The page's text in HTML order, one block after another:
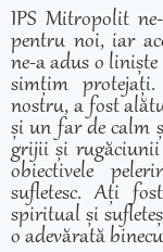
IPS Mitropolit
pentru noi, iar
ne-a adus o
simțim
nostru, a fost
și un far de calm
grijii și
obiectivele
sufletesc. Ați
spiritual și
o adevărată